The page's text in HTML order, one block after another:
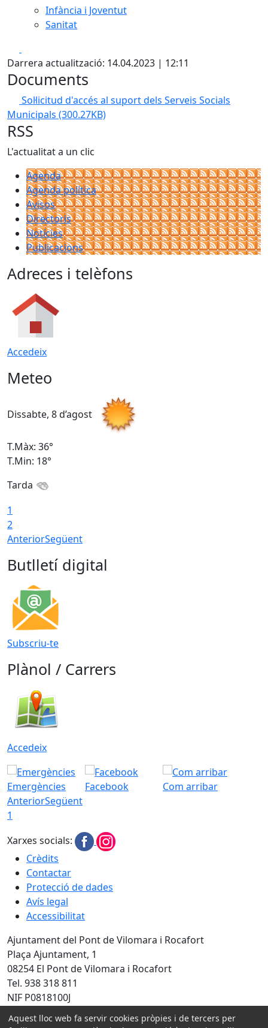
Infància i Joventut
Sanitat
Darrera actualització: 14.04.2023 | 12:11
Documents
Sol·licitud d'accés al suport dels Serveis Socials
Municipals (300.27KB)
RSS
L'actualitat a un clic
Agenda
Agenda política
Avisos
Directoris
Notícies
Publicacions
Adreces i telèfons
Accedeix
Meteo
Dissabte, 8 d’agost
T.Màx: 36°
T.Min: 18°
Tarda
1
2
AnteriorSegüent
Butlletí digital
Subscriu-te
Plànol / Carrers
Accedeix
Emergències Facebook
Com arribar
AnteriorSegüent
1
Xarxes socials:
Crèdits
Contactar
Protecció de dades
Avís legal
Accessibilitat
Ajuntament del Pont de Vilomara i Rocafort
Plaça Ajuntament, 1
08254 El Pont de Vilomara i Rocafort
Tel. 938 318 811
NIF P0818100J
Aquest lloc web fa servir cookies pròpies i de tercers per